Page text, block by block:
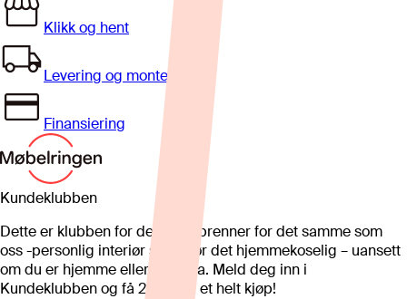
Klikk og hent
Levering og montering
Finansiering
Kundeklubben
Dette er klubben for deg som brenner for det samme som
oss -personlig interiør som gjør det hjemmekoselig – uansett
om du er hjemme eller på hytta. Meld deg inn i
Kundeklubben og få 25%* på et helt kjøp!